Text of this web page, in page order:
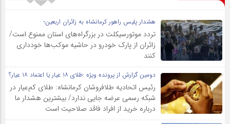
هشدار پلیس راهور کرمانشاه به زائران اربعین؛
تردد موتورسیکلت در بزرگراه‌های استان ممنوع است/
زائران از پارک خودرو در حاشیه موکب‌ها خودداری
کنند
دومین گزارش از پرونده ویژه :طلای ۱۸ عیار یا اعتماد ۱۸ عیار؟
رئیس اتحادیه طلافروشان کرمانشاه: طلای کم‌عیار در
شبکه رسمی عرضه جایی ندارد/ بیشترین هشدار ما
درباره خرید از افراد فاقد صلاحیت است